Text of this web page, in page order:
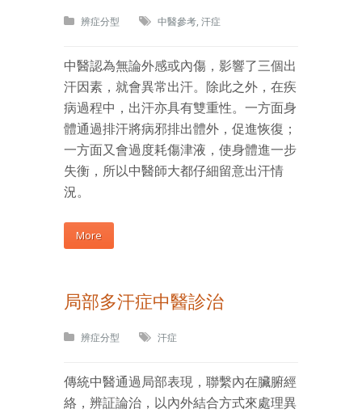
辨症分型 中醫參考, 汗症
中醫認為無論外感或內傷，影響了三個出
汗因素，就會異常出汗。除此之外，在疾
病過程中，出汗亦具有雙重性。一方面身
體通過排汗將病邪排出體外，促進恢復；
一方面又會過度耗傷津液，使身體進一步
失衡，所以中醫師大都仔細留意出汗情
況。
More
局部多汗症中醫診治
辨症分型 汗症
傳統中醫通過局部表現，聯繫內在臟腑經
絡，辨証論治，以內外結合方式來處理異